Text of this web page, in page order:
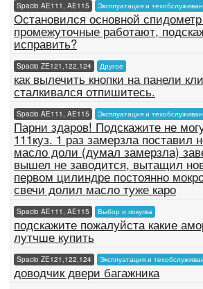
Spacio AE111, AE115 Эксплуатация и
Остановился основной
промежуточные работают,
исправить?
Spacio ZE121,122,124 Другое
как вылечить кнопки на панели
сталкивался отпишитесь.
Spacio AE111, AE115 Эксплуатация и
Парни здаров! Подскажите не
111куз. 1 раз замерзла поставил
масло доли (думал замерзла)
вышел не заводится, вытащил
первом цилиндре постоянно
свечи долил масло туже каро
Spacio AE111, AE115 Выбор и покупка
подскажите пожалуйста какие
лутчше купить
Spacio ZE121,122,124 Эксплуатация и
доводчик двери багажника